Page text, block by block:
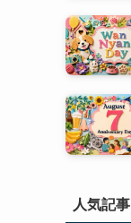
人気記事